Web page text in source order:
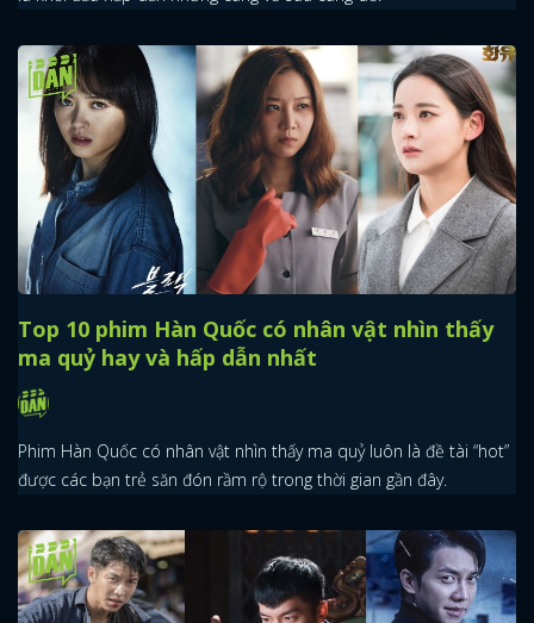
x
ĐĂNG NHẬP
FACEBOOK
Top 10 phim Hàn Quốc có nhân vật nhìn thấy
ma quỷ hay và hấp dẫn nhất
Phim Hàn Quốc có nhân vật nhìn thấy ma quỷ luôn là đề tài “hot”
được các bạn trẻ săn đón rầm rộ trong thời gian gần đây.